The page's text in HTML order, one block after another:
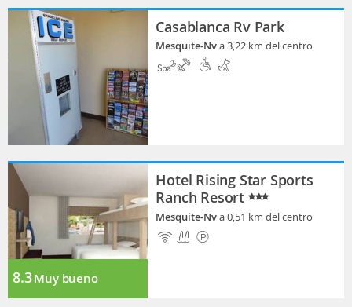
Casablanca Rv Park
Mesquite-Nva 3,22 km del centro
8.3Muy bueno
Hotel Rising Star Sports
Ranch Resort
Mesquite-Nva 0,51 km del centro